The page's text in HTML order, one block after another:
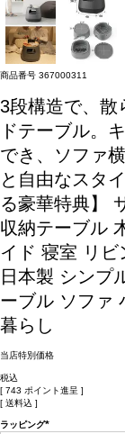
商品番号 367000311
3段構造で、散
ドテーブル。
でき、ソファ
と自由なスタ
る豪華特典】
収納テーブル
イド 寝室 リ
日本製 シンプ
ーブル ソファ
暮らし
当店特別価格
税込
[ 743 ポイント進呈 ]
送料込
ラッピング